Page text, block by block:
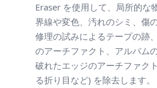
Eraser を使用して、局所的な
界線や変色、汚れのシミ、傷
修理の試みによるテープの跡
のアーチファクト、アルバム
破れたエッジのアーチファク
る折り目など) を除去します